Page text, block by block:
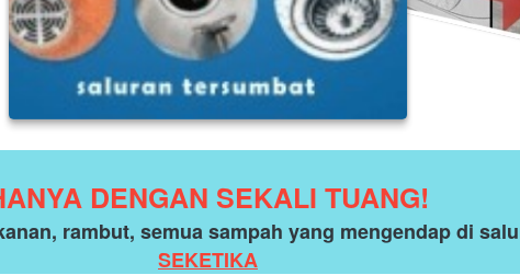
DENGAN SEKALI TUANG!
rambut, semua sampah yang mengendap di
SEKETIKA